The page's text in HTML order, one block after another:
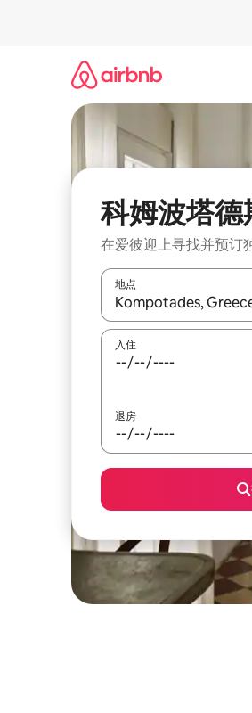
科姆波塔
在爱彼迎上寻找并预订
地点
如有搜索结果，请使用
入住
退房